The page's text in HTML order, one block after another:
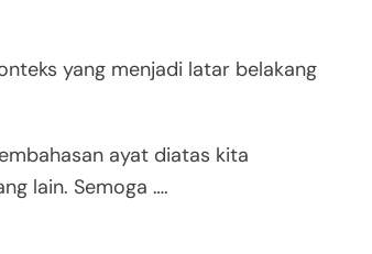
yang menjadi latar belakang
ayat diatas kita
lain. Semoga ….